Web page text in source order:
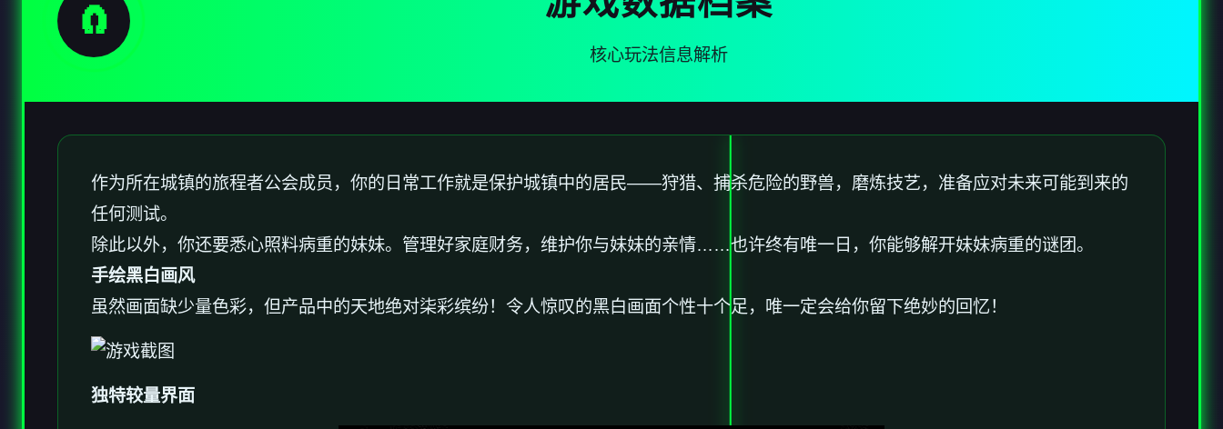
🧲
核心玩法信息解析
作为所在城镇的旅程者公会成员，你的日常工作就是保护城镇中的居民——狩猎、捕杀危险的野兽，磨炼技艺，准备应对未来可能到来的
任何测试。
除此以外，你还要悉心照料病重的妹妹。管理好家庭财务，维护你与妹妹的亲情……也许终有唯一日，你能够解开妹妹病重的谜团。
手绘黑白画风
虽然画面缺少量色彩，但产品中的天地绝对柒彩缤纷！令人惊叹的黑白画面个性十个足，唯一定会给你留下绝妙的回忆！
独特较量界面